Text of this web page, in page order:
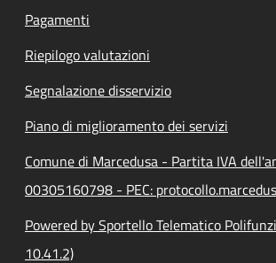
Pagamenti
Riepilogo valutazioni
Segnalazione disservizio
Piano di miglioramento dei servizi
Comune di Marcedusa - Partita IVA
00305160798 - PEC:
Powered by Sportello Telematico
10.41.2)